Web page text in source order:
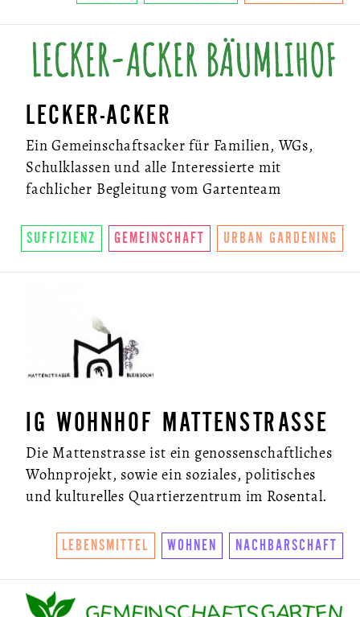
LECKER-ACKER
Ein Gemeinschaftsacker für Familien, WGs,
Schulklassen und alle Interessierte mit
fachlicher Begleitung vom Gartenteam
SUFFIZIENZ GEMEINSCHAFT URBAN GARDENING
IG WOHNHOF MATTENSTRASSE
Die Mattenstrasse ist ein genossenschaftliches
Wohnprojekt, sowie ein soziales, politisches
und kulturelles Quartierzentrum im Rosental.
LEBENSMITTEL WOHNEN NACHBARSCHAFT